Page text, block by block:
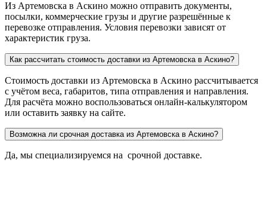
Из Артемовска в Аскино можно отправить документы,
посылки, коммерческие грузы и другие разрешённые к
перевозке отправления. Условия перевозки зависят от
характеристик груза.
Как рассчитать стоимость доставки из Артемовска в Аскино?
Стоимость доставки из Артемовска в Аскино рассчитывается
с учётом веса, габаритов, типа отправления и направления.
Для расчёта можно воспользоваться онлайн-калькулятором
или оставить заявку на сайте.
Возможна ли срочная доставка из Артемовска в Аскино?
Да, мы специализируемся на срочной доставке.